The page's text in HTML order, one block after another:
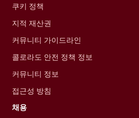
쿠키 정책
지적 재산권
커뮤니티 가이드라인
콜로라도 안전 정책 정보
커뮤니티 정보
접근성 방침
채용